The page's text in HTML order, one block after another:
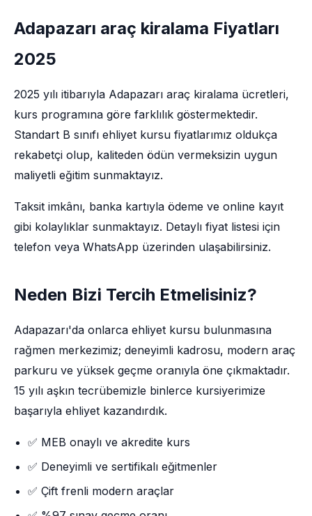
Adapazarı araç kiralama Fiyatları
2025
2025 yılı itibarıyla Adapazarı araç kiralama ücretleri,
kurs programına göre farklılık göstermektedir.
Standart B sınıfı ehliyet kursu fiyatlarımız oldukça
rekabetçi olup, kaliteden ödün vermeksizin uygun
maliyetli eğitim sunmaktayız.
Taksit imkânı, banka kartıyla ödeme ve online kayıt
gibi kolaylıklar sunmaktayız. Detaylı fiyat listesi için
telefon veya WhatsApp üzerinden ulaşabilirsiniz.
Neden Bizi Tercih Etmelisiniz?
Adapazarı'da onlarca ehliyet kursu bulunmasına
rağmen merkezimiz; deneyimli kadrosu, modern araç
parkuru ve yüksek geçme oranıyla öne çıkmaktadır.
15 yılı aşkın tecrübemizle binlerce kursiyerimize
başarıyla ehliyet kazandırdık.
✅ MEB onaylı ve akredite kurs
✅ Deneyimli ve sertifikalı eğitmenler
✅ Çift frenli modern araçlar